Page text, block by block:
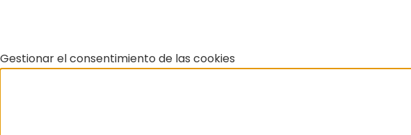
Gestionar el consentimiento de las cookies